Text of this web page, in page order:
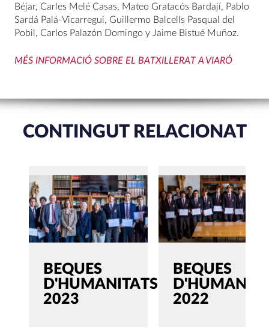
Béjar, Carles Melé Casas, Mateo Gratacós Bardají, Pablo
Sardá Palá-Vicarregui, Guillermo Balcells Pasqual del
Pobil, Carlos Palazón Domingo y Jaime Bistué Muñoz.
MÉS INFORMACIÓ SOBRE EL BATXILLERAT A VIARÓ
CONTINGUT RELACIONAT
BEQUES
D'HUMANITATS
2023
BEQUES
2022